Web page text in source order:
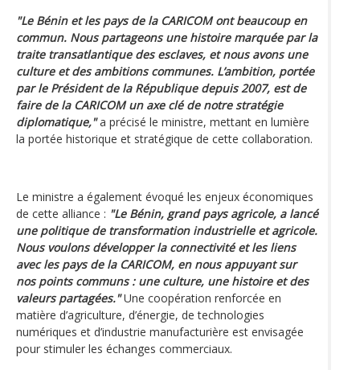
"Le Bénin et les pays de la CARICOM ont beaucoup en
commun. Nous partageons une histoire marquée par la
traite transatlantique des esclaves, et nous avons une
culture et des ambitions communes. L’ambition, portée
par le Président de la République depuis 2007, est de
faire de la CARICOM un axe clé de notre stratégie
diplomatique,"a précisé le ministre, mettant en lumière
la portée historique et stratégique de cette collaboration.
Le ministre a également évoqué les enjeux économiques
de cette alliance : "Le Bénin, grand pays agricole, a lancé
une politique de transformation industrielle et agricole.
Nous voulons développer la connectivité et les liens
avec les pays de la CARICOM, en nous appuyant sur
nos points communs : une culture, une histoire et des
valeurs partagées."Une coopération renforcée en
matière d’agriculture, d’énergie, de technologies
numériques et d’industrie manufacturière est envisagée
pour stimuler les échanges commerciaux.